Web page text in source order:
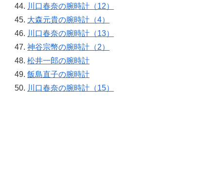
川口春奈の腕時計（12）
大森元貴の腕時計（4）
川口春奈の腕時計（13）
神谷宗幣の腕時計（2）
松井一郎の腕時計
飯島直子の腕時計
川口春奈の腕時計（15）